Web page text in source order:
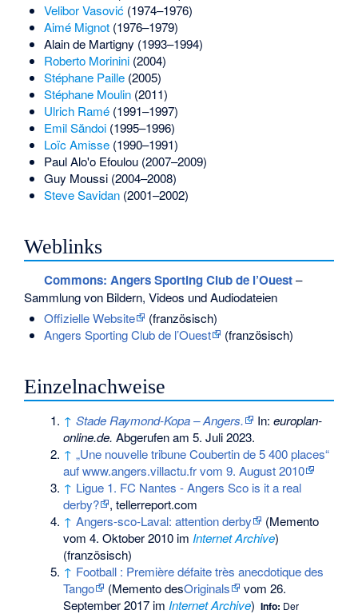
Velibor Vasović(1974–1976)
Aimé Mignot(1976–1979)
Alain de Martigny (1993–1994)
Roberto Morinini(2004)
Stéphane Paille(2005)
Stéphane Moulin(2011)
Ulrich Ramé(1991–1997)
Emil Săndoi(1995–1996)
Loïc Amisse(1990–1991)
Paul Alo'o Efoulou(2007–2009)
Guy Moussi(2004–2008)
Steve Savidan(2001–2002)
Weblinks
Commons: Angers Sporting Club de l’Ouest–
Sammlung von Bildern, Videos und Audiodateien
Offizielle Website
(französisch)
Angers Sporting Club de l’Ouest
(französisch)
Einzelnachweise
↑ Stade Raymond-Kopa – Angers. In:europlan-
online.de. Abgerufen am 5. Juli 2023.
↑ „Une nouvelle tribune Coubertin de 5 400 places“
auf www.angers.villactu.fr vom 9. August 2010
↑ Ligue 1. FC Nantes - Angers Sco is it a real
derby?
, tellerreport.com
↑ Angers-sco-Laval: attention derby (Memento
vom 4. Oktober 2010 im Internet Archive)
(französisch)
↑ Football : Première défaite très anecdotique des
Tango
(MementodesOriginals
vom 26.
September 2017 im Internet Archive) Info: Der